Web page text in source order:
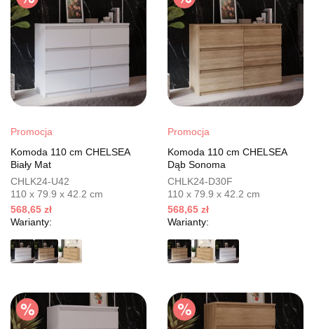
Promocja
Komoda 110 cm CHELSEA
Biały Mat
CHLK24-U42
110 x 79.9 x 42.2 cm
568,65 zł
Warianty:
Promocja
Komoda 110 cm CHELSEA
Dąb Sonoma
CHLK24-D30F
110 x 79.9 x 42.2 cm
568,65 zł
Warianty: